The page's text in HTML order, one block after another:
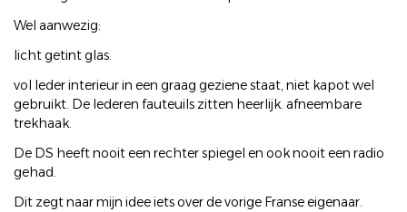
Wel aanwezig:
licht getint glas.
vol leder interieur in een graag geziene staat, niet kapot wel
gebruikt. De lederen fauteuils zitten heerlijk. afneembare
trekhaak.
De DS heeft nooit een rechter spiegel en ook nooit een radio
gehad.
Dit zegt naar mijn idee iets over de vorige Franse eigenaar.